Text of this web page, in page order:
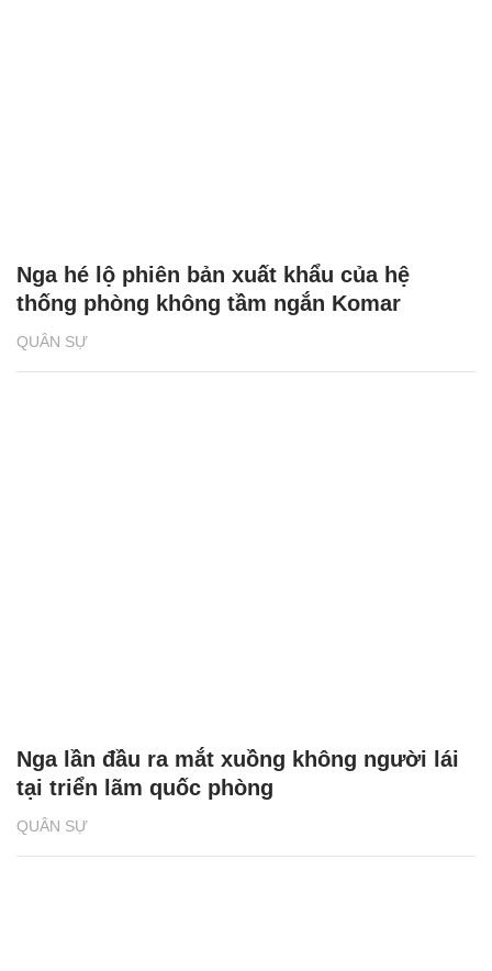
QUÂN SỰ
Nga hé lộ phiên bản xuất khẩu của hệ
thống phòng không tầm ngắn Komar
QUÂN SỰ
Nga lần đầu ra mắt xuồng không người lái
tại triển lãm quốc phòng